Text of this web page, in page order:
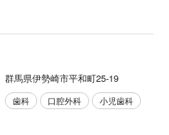
群馬県伊勢崎市平和町25-19
歯科 口腔外科 小児歯科